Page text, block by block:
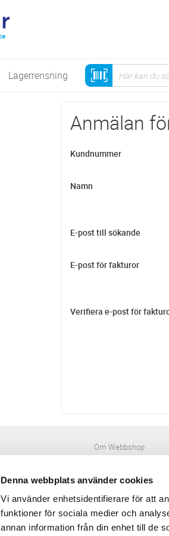
Denna webbplats använder cookies
Vi använder enhetsidentifierare för att
funktioner för sociala medier och
annan information från din enhet till de
Lagerrensning
Anmälan
Kundnummer
Namn
E-post till sökande
E-post för fakturor
Verifiera e-post för
Om Webbshop
Användarvillkor
Öppettider
Våra varumärken